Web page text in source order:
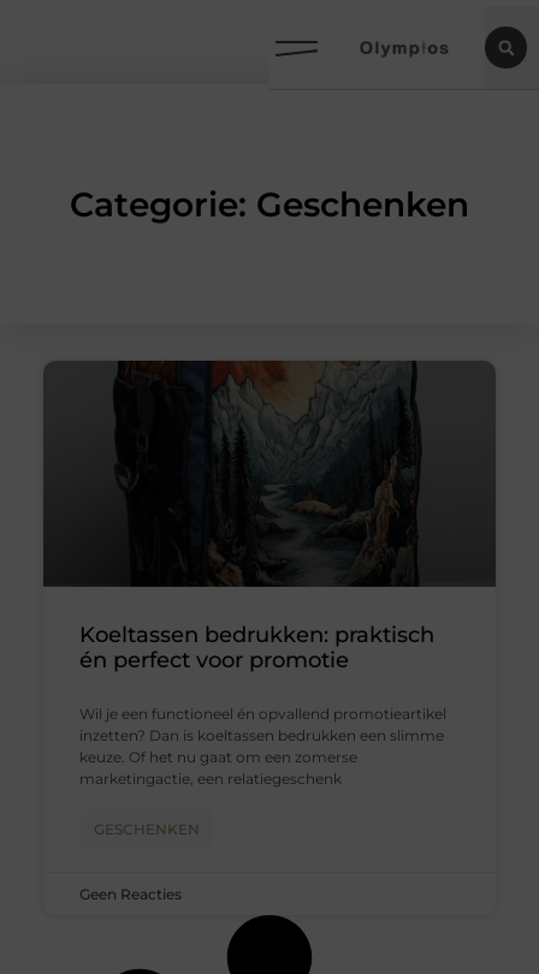
Categorie: Geschenken
Koeltassen bedrukken: praktisch
én perfect voor promotie
Wil je een functioneel én opvallend promotieartikel
inzetten? Dan is koeltassen bedrukken een slimme
keuze. Of het nu gaat om een zomerse
marketingactie, een relatiegeschenk
GESCHENKEN
Geen Reacties